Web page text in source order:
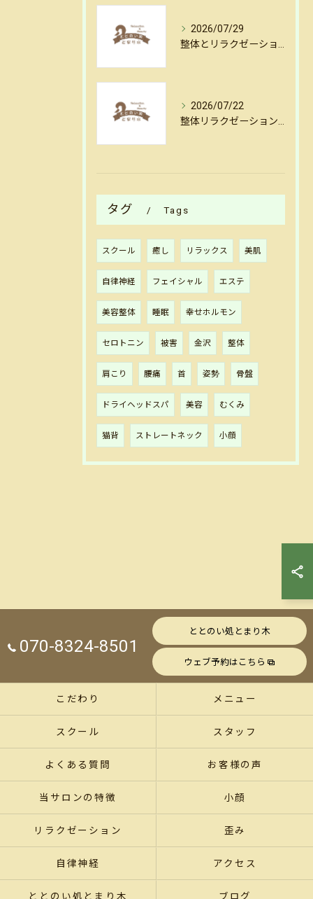
2026/07/29
2026/07/22
タグ Tags
スクール 癒し リラックス 美肌
自律神経 フェイシャル エステ
美容整体 睡眠 幸せホルモン
セロトニン 被害 金沢 整体
肩こり 腰痛 首 姿勢 骨盤
ドライヘッドスパ 美容 むくみ
猫背 ストレートネック 小顔
070-8324-8501
ととのい処とまり木
ウェブ予約はこちら
こだわり メニュー
スクール スタッフ
よくある質問 お客様の声
当サロンの特徴 小顔
リラクゼーション 歪み
自律神経 アクセス
ととのい処とまり木 ブログ